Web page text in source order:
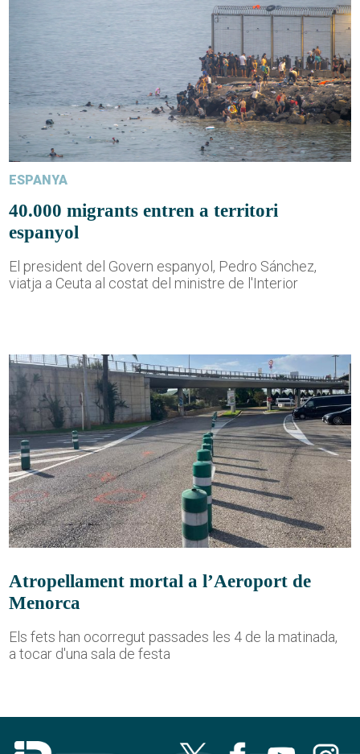
ESPANYA
40.000 migrants entren a territori
espanyol
El president del Govern espanyol, Pedro Sánchez,
viatja a Ceuta al costat del ministre de l'Interior
Atropellament mortal a l’Aeroport de
Menorca
Els fets han ocorregut passades les 4 de la matinada,
a tocar d'una sala de festa